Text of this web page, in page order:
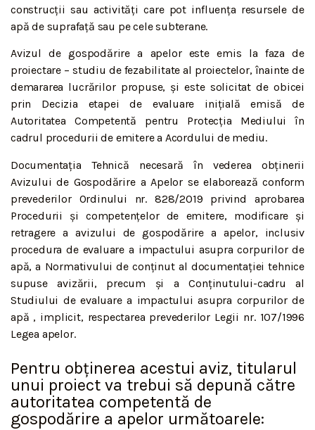
construcții sau activități care pot influența resursele de
apă de suprafață sau pe cele subterane.
Avizul de gospodărire a apelor este emis la faza de
proiectare – studiu de fezabilitate al proiectelor, înainte de
demararea lucrărilor propuse, și este solicitat de obicei
prin Decizia etapei de evaluare inițială emisă de
Autoritatea Competentă pentru Protecția Mediului în
cadrul procedurii de emitere a Acordului de mediu.
Documentația Tehnică necesară în vederea obținerii
Avizului de Gospodărire a Apelor se elaborează conform
prevederilor Ordinului nr. 828/2019 privind aprobarea
Procedurii și competențelor de emitere, modificare și
retragere a avizului de gospodărire a apelor, inclusiv
procedura de evaluare a impactului asupra corpurilor de
apă, a Normativului de conținut al documentației tehnice
supuse avizării, precum și a Conținutului-cadru al
Studiului de evaluare a impactului asupra corpurilor de
apă , implicit, respectarea prevederilor Legii nr. 107/1996
Legea apelor.
Pentru obținerea acestui aviz, titularul
unui proiect va trebui să depună către
autoritatea competentă de
gospodărire a apelor următoarele: